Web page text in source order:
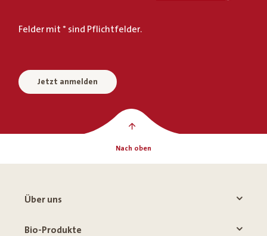
Felder mit * sind Pflichtfelder.
Jetzt anmelden
Nach oben
Über uns
Bio-Produkte